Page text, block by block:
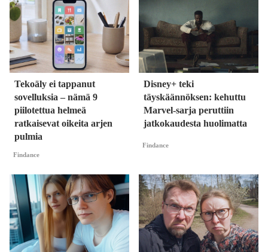
Tekoäly ei tappanut
sovelluksia – nämä 9
piilotettua helmeä
ratkaisevat oikeita arjen
pulmia
Findance
Disney+ teki
täyskäännöksen: kehuttu
Marvel-sarja peruttiin
jatkokaudesta huolimatta
Findance